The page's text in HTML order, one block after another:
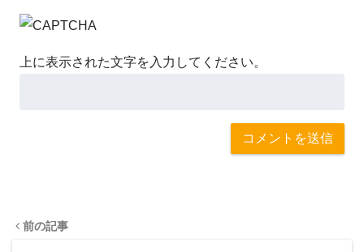
上に表示された文字を入力してください。
前の記事